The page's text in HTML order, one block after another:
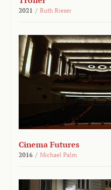
2021 / Ruth Rieser
Cinema Futures
2016 / Michael Palm